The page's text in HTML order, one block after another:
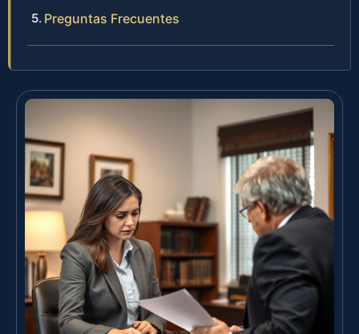
Preguntas Frecuentes